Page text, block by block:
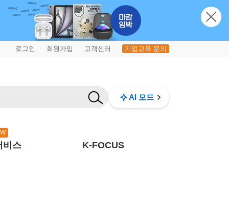
로그인 회원가입 고객센터 기업교육 문의
AI 모드
비스 K-FOCUS